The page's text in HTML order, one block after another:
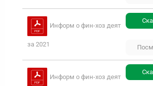
Информ о фин-хоз деят
за 2021
Информ о фин-хоз деят